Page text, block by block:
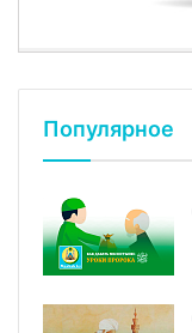
Популярное